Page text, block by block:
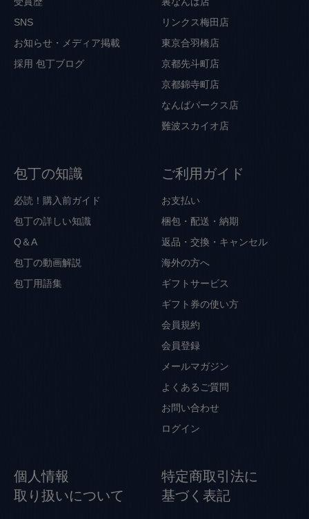
SNS
お知らせ・メディア掲載
採用 包丁ブログ
リンクス梅田店
東京合羽橋店
京都先斗町店
京都錦寺町店
なんばパークス店
難波スカイオ店
包丁の知識
必読！購入前ガイド
包丁の詳しい知識
Q＆A
包丁の動画解説
包丁用語集
ご利用ガイド
お支払い
梱包・配送・納期
返品・交換・キャンセル
海外の方へ
ギフトサービス
ギフト券の使い方
会員規約
会員登録
メールマガジン
よくあるご質問
お問い合わせ
ログイン
個人情報
取り扱いについて
特定商取引法に
基づく表記